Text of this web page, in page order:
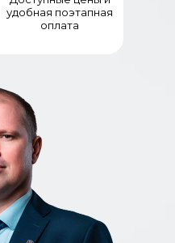
удобная поэтапная
оплата